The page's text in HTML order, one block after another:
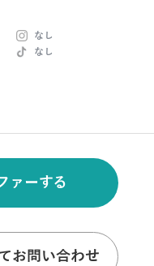
なし
なし
ァーする
お問い合わせ